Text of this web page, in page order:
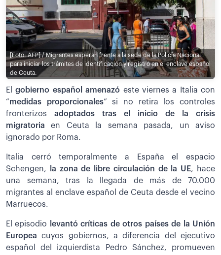
[Foto: AFP] / Migrantes esperan frente a la sede de la Policía Nacional
para iniciar los trámites de identificación y registro en el enclave español
de Ceuta.
Elgobierno español amenazó este viernes a Italia con
“medidas proporcionales” si no retira los controles
fronterizos adoptados tras el inicio de la crisis
migratoria en Ceuta la semana pasada, un aviso
ignorado por Roma.
Italia cerró temporalmente a España el espacio
Schengen,
la zona de libre circulación de la UE, hace
una semana, tras la llegada de más de 70.000
migrantes al enclave español de Ceuta desde el vecino
Marruecos.
El episodio levantó críticas de otros países de la Unión
Europea cuyos gobiernos, a diferencia del ejecutivo
español del izquierdista Pedro Sánchez, promueven